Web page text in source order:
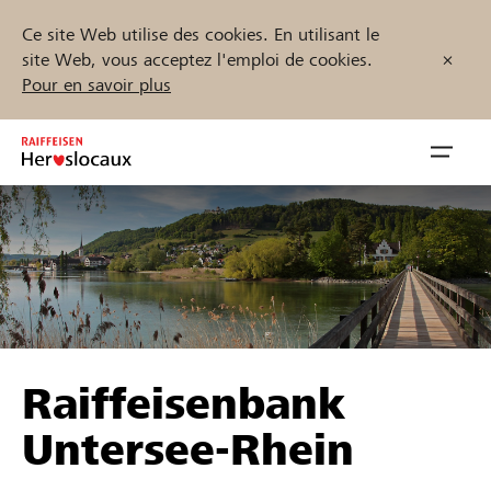
Ce site Web utilise des cookies. En utilisant le
site Web, vous acceptez l'emploi de cookies.
Pour en savoir plus
Inhalt
springen
öffnen
Parrainer
Soutien & assistance
Trouvez des projets et des organisations
Démarrez maintenant
Raiffeisenbank
Untersee-Rhein